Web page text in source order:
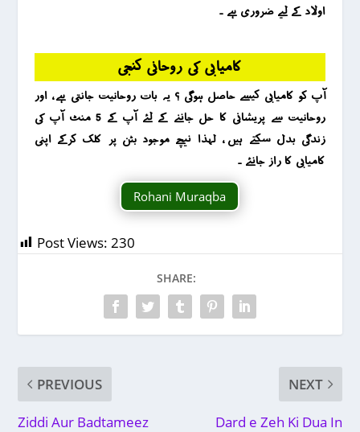
اولاد کے لیے ضروری ہے ۔
کامیابی کی روحانی کنجی
آپ کو کامیابی کیسے حاصل ہوگی ؟ یہ بات روحانیت جانتی ہے ، اور
روحانیت سے پریشانی کا حل جاننے کے لئے آپ کے 5 منٹ آپ کی
زندگی بدل سکتے ہیں ، لہذا نیچے موجود بٹن پر کلک کرکے اپنی
کامیابی کا راز جانئے ۔
Rohani Muraqba
Post Views: 230
SHARE:
PREVIOUS
Ziddi Aur Badtameez
NEXT
Dard e Zeh Ki Dua In